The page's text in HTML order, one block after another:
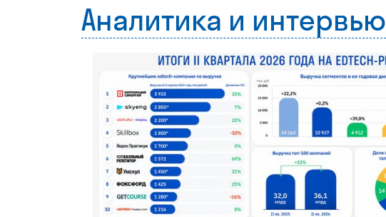
Аналитика и интервью